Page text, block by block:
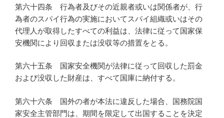
第六十四条 行為者及びその近親者或いは関係者が、行
為者のスパイ行為の実施においてスパイ組織或いはその
代理人が取得したすべての利益は、法律に従って国家保
安機関により回収または没収等の措置をとる。
第六十五条 国家安全機関が法律に従って回収した罰金
および没収した財産は、すべて国庫に納付する。
第六十六条 国外の者が本法に違反した場合、国務院国
家安全主管部門は、期間を限定して出国することを決定